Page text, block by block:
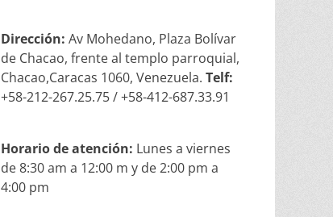
Dirección: Av Mohedano, Plaza Bolívar
de Chacao, frente al templo parroquial,
Chacao,Caracas 1060, Venezuela. Telf:
+58-212-267.25.75 / +58-412-687.33.91
Horario de atención: Lunes a viernes
de 8:30 am a 12:00 m y de 2:00 pm a
4:00 pm